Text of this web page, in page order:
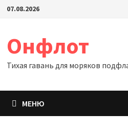
Перейти
07.08.2026
Онфлот
Тихая гавань для моряков
МЕНЮ